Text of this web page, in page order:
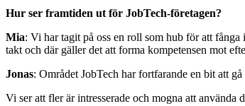
Hur ser framtiden ut för JobTech-företagen?
Mia: Vi har tagit på oss en roll som hub för att
takt och där gäller det att forma kompetensen mot
Jonas: Området JobTech har fortfarande en bit att
Vi ser att fler är intresserade och mogna att